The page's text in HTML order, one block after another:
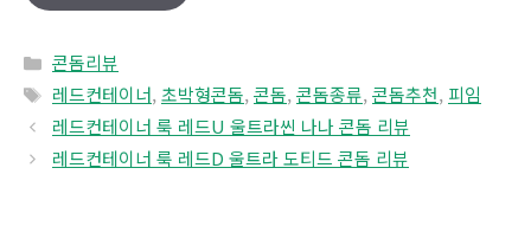
Categories
콘돔리뷰
Tags
레드컨테이너, 초박형콘돔, 콘돔, 콘돔종류, 콘돔추천, 피임
레드컨테이너 룩 레드U 울트라씬 나나 콘돔 리뷰
레드컨테이너 룩 레드D 울트라 도티드 콘돔 리뷰